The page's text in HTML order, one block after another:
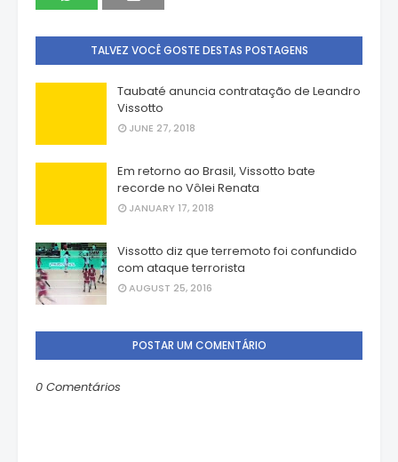
TALVEZ VOCÊ GOSTE DESTAS POSTAGENS
Taubaté anuncia contratação de Leandro
Vissotto
JUNE 27, 2018
Em retorno ao Brasil, Vissotto bate
recorde no Vôlei Renata
JANUARY 17, 2018
Vissotto diz que terremoto foi confundido
com ataque terrorista
AUGUST 25, 2016
POSTAR UM COMENTÁRIO
0 Comentários